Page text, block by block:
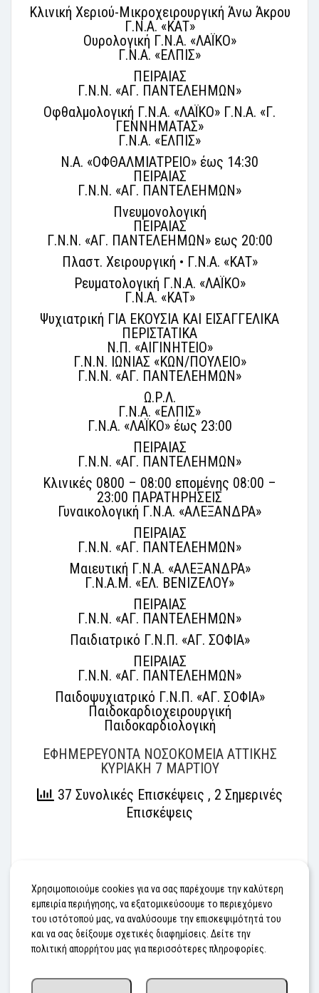
Κλινική Χεριού-Μικροχειρουργική Άνω Άκρου
Γ.Ν.Α. «ΚΑΤ»
Ουρολογική Γ.Ν.Α. «ΛΑΪΚΟ»
Γ.Ν.Α. «ΕΛΠΙΣ»
ΠΕΙΡΑΙΑΣ
Γ.Ν.Ν. «ΑΓ. ΠΑΝΤΕΛΕΗΜΩΝ»
Οφθαλμολογική Γ.Ν.Α. «ΛΑΪΚΟ» Γ.Ν.Α. «Γ.
ΓΕΝΝΗΜΑΤΑΣ»
Γ.Ν.Α. «ΕΛΠΙΣ»
Ν.Α. «ΟΦΘΑΛΜΙΑΤΡΕΙΟ» έως 14:30
ΠΕΙΡΑΙΑΣ
Γ.Ν.Ν. «ΑΓ. ΠΑΝΤΕΛΕΗΜΩΝ»
Πνευμονολογική
ΠΕΙΡΑΙΑΣ
Γ.Ν.Ν. «ΑΓ. ΠΑΝΤΕΛΕΗΜΩΝ» εως 20:00
Πλαστ. Χειρουργική • Γ.Ν.Α. «ΚΑΤ»
Ρευματολογική Γ.Ν.Α. «ΛΑΪΚΟ»
Γ.Ν.Α. «ΚΑΤ»
Ψυχιατρική ΓΙΑ ΕΚΟΥΣΙΑ ΚΑΙ ΕΙΣΑΓΓΕΛΙΚΑ
ΠΕΡΙΣΤΑΤΙΚΑ
Ν.Π. «ΑΙΓΙΝΗΤΕΙΟ»
Γ.Ν.Ν. ΙΩΝΙΑΣ «ΚΩΝ/ΠΟΥΛΕΙΟ»
Γ.Ν.Ν. «ΑΓ. ΠΑΝΤΕΛΕΗΜΩΝ»
Ω.Ρ.Λ.
Γ.Ν.Α. «ΕΛΠΙΣ»
Γ.Ν.Α. «ΛΑΪΚΟ» έως 23:00
ΠΕΙΡΑΙΑΣ
Γ.Ν.Ν. «ΑΓ. ΠΑΝΤΕΛΕΗΜΩΝ»
Κλινικές 0800 – 08:00 επομένης 08:00 –
23:00 ΠΑΡΑΤΗΡΗΣΕΙΣ
Γυναικολογική Γ.Ν.Α. «ΑΛΕΞΑΝΔΡΑ»
ΠΕΙΡΑΙΑΣ
Γ.Ν.Ν. «ΑΓ. ΠΑΝΤΕΛΕΗΜΩΝ»
Μαιευτική Γ.Ν.Α. «ΑΛΕΞΑΝΔΡΑ»
Γ.Ν.Α.Μ. «ΕΛ. ΒΕΝΙΖΕΛΟΥ»
ΠΕΙΡΑΙΑΣ
Γ.Ν.Ν. «ΑΓ. ΠΑΝΤΕΛΕΗΜΩΝ»
Παιδιατρικό Γ.Ν.Π. «ΑΓ. ΣΟΦΙΑ»
ΠΕΙΡΑΙΑΣ
Γ.Ν.Ν. «ΑΓ. ΠΑΝΤΕΛΕΗΜΩΝ»
Παιδοψυχιατρικό Γ.Ν.Π. «ΑΓ. ΣΟΦΙΑ»
Παιδοκαρδιοχειρουργική
Παιδοκαρδιολογική
ΕΦΗΜΕΡΕΥΟΝΤΑ ΝΟΣΟΚΟΜΕΙΑ ΑΤΤΙΚΗΣ
ΚΥΡΙΑΚΗ 7 ΜΑΡΤΙΟΥ
37 Συνολικές Επισκέψεις , 2 Σημερινές
Επισκέψεις
Προηγούμενο Επόμενο
Χρησιμοποιούμε cookies για να σας παρέχουμε την καλύτερη
εμπειρία περιήγησης, να εξατομικεύσουμε το περιεχόμενο
του ιστότοπού μας, να αναλύσουμε την επισκεψιμότητά του
και να σας δείξουμε σχετικές διαφημίσεις. Δείτε την
πολιτική απορρήτου μας για περισσότερες πληροφορίες.